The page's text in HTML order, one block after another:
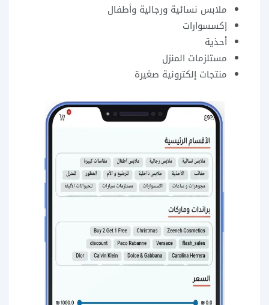
ملابس نسائية ورجالية وأطفال
إكسسوارات
أحذية
مستلزمات المنزل
منتجات إلكترونية صغيرة